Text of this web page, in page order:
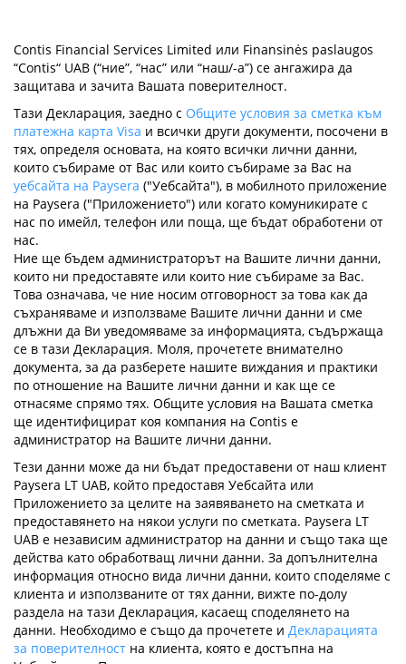
Contis Financial Services Limited или Finansinės paslaugos
“Contis“ UAB (“ние”, “нас” или “наш/-а”) се ангажира да
защитава и зачита Вашата поверителност.
Тази Декларация, заедно с Общите условия за сметка към
платежна карта Visa и всички други документи, посочени в
тях, определя основата, на която всички лични данни,
които събираме от Вас или които събираме за Вас на
уебсайта на Paysera ("Уебсайта"), в мобилното приложение
на Paysera ("Приложението") или когато комуникирате с
нас по имейл, телефон или поща, ще бъдат обработени от
нас.
Ние ще бъдем администраторът на Вашите лични данни,
които ни предоставяте или които ние събираме за Вас.
Това означава, че ние носим отговорност за това как да
съхраняваме и използваме Вашите лични данни и сме
длъжни да Ви уведомяваме за информацията, съдържаща
се в тази Декларация. Моля, прочетете внимателно
документа, за да разберете нашите виждания и практики
по отношение на Вашите лични данни и как ще се
отнасяме спрямо тях. Общите условия на Вашата сметка
ще идентифицират коя компания на Contis е
администратор на Вашите лични данни.
Тези данни може да ни бъдат предоставени от наш клиент
Paysera LT UAB, който предоставя Уебсайта или
Приложението за целите на заявяването на сметката и
предоставянето на някои услуги по сметката. Paysera LT
UAB е независим администратор на данни и също така ще
действа като обработващ лични данни. За допълнителна
информация относно вида лични данни, които споделяме с
клиента и използваните от тях данни, вижте по-долу
раздела на тази Декларация, касаещ споделянето на
данни. Необходимо е също да прочетете и Декларацията
за поверителност на клиента, която е достъпна на